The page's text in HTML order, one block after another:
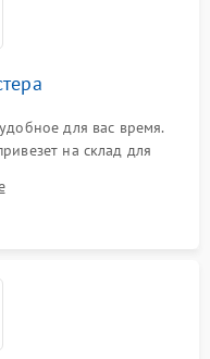
для вас время.
на склад для